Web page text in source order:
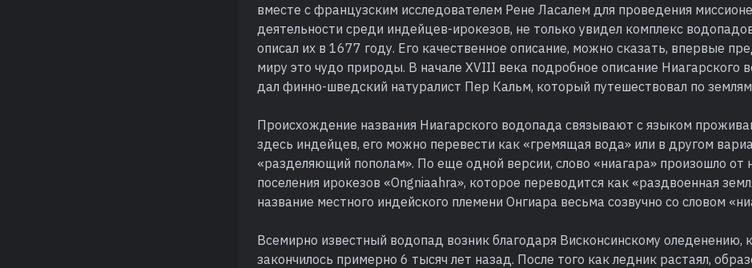
вместе с французским исследователем Рене Ласалем для проведения
деятельности среди индейцев-ирокезов, не только увидел комплекс
описал их в 1677 году. Его качественное описание, можно сказать, впервые
миру это чудо природы. В начале XVIII века подробное описание Ниагарского
дал финно-шведский натуралист Пер Кальм, который путешествовал по
Происхождение названия Ниагарского водопада связывают с языком
здесь индейцев, его можно перевести как «гремящая вода» или в другом
«разделяющий пополам». По еще одной версии, слово «ниагара» произошло от
поселения ирокезов «Ongniaahra», которое переводится как «раздвоенная
название местного индейского племени Онгиара весьма созвучно со словом
Всемирно известный водопад возник благодаря Висконсинскому оледенению,
закончилось примерно 6 тысяч лет назад. После того как ледник растаял,